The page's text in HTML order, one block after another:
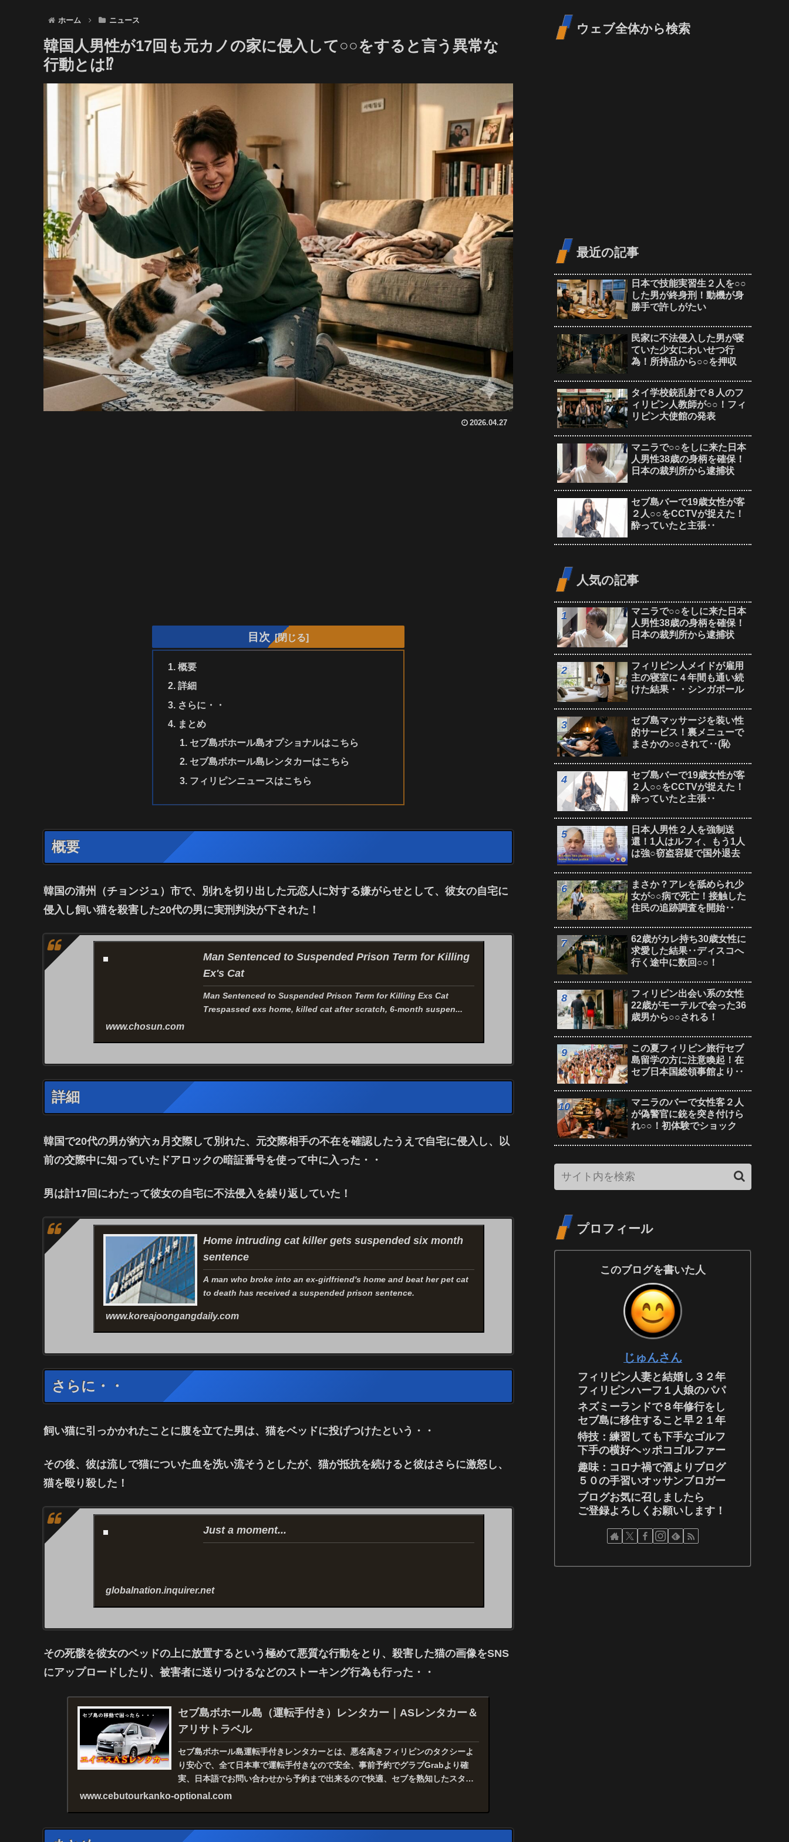
ホーム ニュース
韓国人男性が17回も元カノの家に侵入して○○をすると言う異常な
行動とは⁉
2026.04.27
目次
概要
詳細
さらに・・
まとめ
セブ島ボホール島オプショナルはこちら
セブ島ボホール島レンタカーはこちら
フィリピンニュースはこちら
概要
韓国の清州（チョンジュ）市で、別れを切り出した元恋人に対する嫌がらせとして、彼女の自宅に
侵入し飼い猫を殺害した20代の男に実刑判決が下された！
Man Sentenced to Suspended Prison Term for Killing
Ex's Cat
Man Sentenced to Suspended Prison Term for Killing Exs Cat
Trespassed exs home, killed cat after scratch, 6-month suspen...
www.chosun.com
詳細
韓国で20代の男が約六ヵ月交際して別れた、元交際相手の不在を確認したうえで自宅に侵入し、以
前の交際中に知っていたドアロックの暗証番号を使って中に入った・・
男は計17回 にわたって彼女の自宅に不法侵入を繰り返していた！
Home intruding cat killer gets suspended six month
sentence
A man who broke into an ex-girlfriend's home and beat her pet cat
to death has received a suspended prison sentence.
www.koreajoongangdaily.com
さらに・・
飼い猫に引っかかれたことに腹を立てた男は、猫をベッドに投げつけたという・・
その後、彼は流しで猫についた血を洗い流そうとしたが、猫が抵抗を続けると彼はさらに激怒し、
猫を殴り殺した！
Just a moment...
globalnation.inquirer.net
その死骸を彼女のベッドの上に放置するという極めて悪質な行動をとり、殺害した猫の画像をSNS
にアップロードしたり、被害者に送りつけるなどのストーキング行為も行った・・
セブ島ボホール島（運転手付き）レンタカー｜ASレンタカー＆
アリサトラベル
セブ島ボホール島運転手付きレンタカーとは、悪名高きフィリピンのタクシーよ
り安心で、全て日本車で運転手付きなので安全、事前予約でグラブGrabより確
実、日本語でお問い合わせから予約まで出来るので快適、セブを熟知したスタッ
フがアドバイスおよびコ...
www.cebutourkanko-optional.com
ウェブ全体から検索
最近の記事
日本で技能実習生２人を○○
した男が終身刑！動機が身
勝手で許しがたい
民家に不法侵入した男が寝
ていた少女にわいせつ行
為！所持品から○○を押収
タイ学校銃乱射で８人のフ
ィリピン人教師が○○！フィ
リピン大使館の発表
マニラで○○をしに来た日本
人男性38歳の身柄を確保！
日本の裁判所から逮捕状
セブ島バーで19歳女性が客
２人○○をCCTVが捉えた！
酔っていたと主張‥
人気の記事
マニラで○○をしに来た日本
人男性38歳の身柄を確保！
日本の裁判所から逮捕状
フィリピン人メイドが雇用
主の寝室に４年間も通い続
けた結果・・シンガポール
セブ島マッサージを装い性
的サービス！裏メニューで
まさかの○○されて‥(恥
セブ島バーで19歳女性が客
２人○○をCCTVが捉えた！
酔っていたと主張‥
日本人男性２人を強制送
還！1人はルフィ、もう1人
は強○窃盗容疑で国外退去
まさか？アレを舐められ少
女が○○病で死亡！接触した
住民の追跡調査を開始‥
62歳がカレ持ち30歳女性に
求愛した結果‥ディスコへ
行く途中に数回○○！
フィリピン出会い系の女性
22歳がモーテルで会った36
歳男から○○される！
この夏フィリピン旅行セブ
島留学の方に注意喚起！在
セブ日本国総領事館より‥
マニラのバーで女性客２人
が偽警官に銃を突き付けら
れ○○！初体験でショック
プロフィール
このブログを書いた人
じゅんさん
フィリピン人妻と結婚し３２年
フィリピンハーフ１人娘のパパ
ネズミーランドで８年修行をし
セブ島に移住すること早２１年
特技：練習しても下手なゴルフ
下手の横好ヘッポコゴルファー
趣味：コロナ禍で酒よりブログ
５０の手習いオッサンブロガー
ブログお気に召しましたら
ご登録よろしくお願いします！